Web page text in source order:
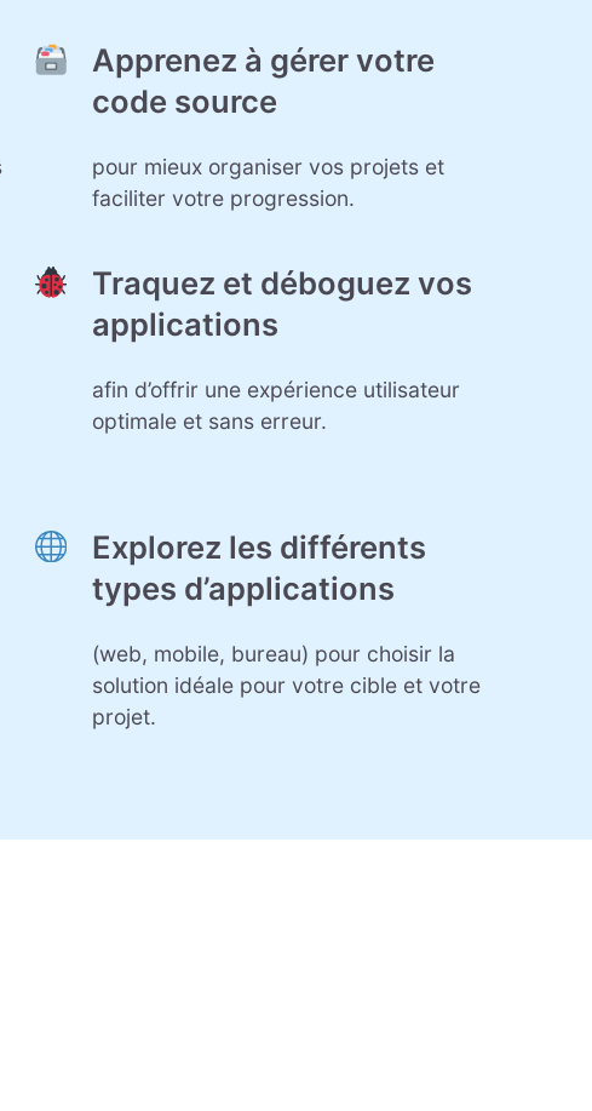
Apprenez à gérer votre
code source
pour mieux organiser vos projets et
faciliter votre progression.
Traquez et déboguez vos
applications
afin d’offrir une expérience utilisateur
optimale et sans erreur.
Explorez les différents
types d’applications
(web, mobile, bureau) pour choisir la
solution idéale pour votre cible et votre
projet.